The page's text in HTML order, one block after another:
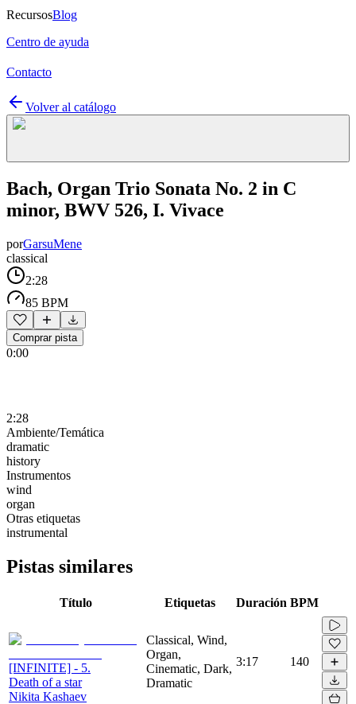
RecursosBlog
Centro de ayuda
Contacto
Volver al catálogo
Bach, Organ Trio Sonata No. 2 in C
minor, BWV 526, I. Vivace
porGarsuMene
classical
2:28
85 BPM
Comprar pista
0:00
2:28
Ambiente/Temática
dramatic
history
Instrumentos
wind
organ
Otras etiquetas
instrumental
Pistas similares
Título Etiquetas Duración BPM
[INFINITE] - 5.
Death of a star
Nikita Kashaev
Classical, Wind,
Organ,
Cinematic, Dark,
Dramatic
3:17 140